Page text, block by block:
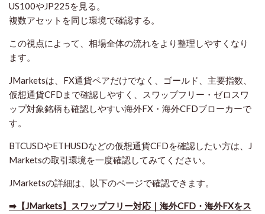
US100やJP225を見る。
複数アセットを同じ環境で確認する。
この視点によって、相場全体の流れをより整理しやすくなり
ます。
JMarketsは、FX通貨ペアだけでなく、ゴールド、主要指数、
仮想通貨CFDまで確認しやすく、スワップフリー・ゼロスワ
ップ対象銘柄も確認しやすい海外FX・海外CFDブローカーで
す。
BTCUSDやETHUSDなどの仮想通貨CFDを確認したい方は、J
Marketsの取引環境を一度確認してみてください。
JMarketsの詳細は、以下のページで確認できます。
➡​【JMarkets】スワップフリー対応｜海外CFD・海外FXをス